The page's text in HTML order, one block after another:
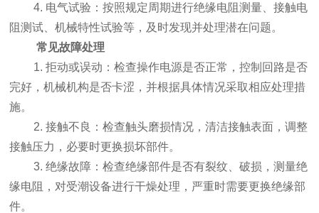
4. 电气试验：按照规定周期进行绝缘电阻测量、接触电
阻测试、机械特性试验等，及时发现并处理潜在问题。
常见故障处理
1. 拒动或误动：检查操作电源是否正常，控制回路是否
完好，机械机构是否卡涩，并根据具体情况采取相应处理措
施。
2. 接触不良：检查触头磨损情况，清洁接触表面，调整
接触压力，必要时更换损坏部件。
3. 绝缘故障：检查绝缘部件是否有裂纹、破损，测量绝
缘电阻，对受潮设备进行干燥处理，严重时需要更换绝缘部
件。